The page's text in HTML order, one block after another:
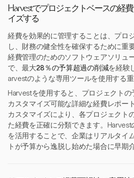
Harvestでプロジェクトベースの経
イズする
経費を効果的に管理することは、プロ
し、財務の健全性を確保するために重
経費管理のためのソフトウェアソリュ
で、最大28％の予算超過の削減を経験
arvestのような専用ツールを使用する
Harvestを使用すると、プロジェクトの
カスタマイズ可能な詳細な経費レポー
カスタマイズにより、各プロジェクト
た経費を正確に分類できます。
を活用することで、企業はリアルタイ
トが予算から逸脱し始めた場合に早期